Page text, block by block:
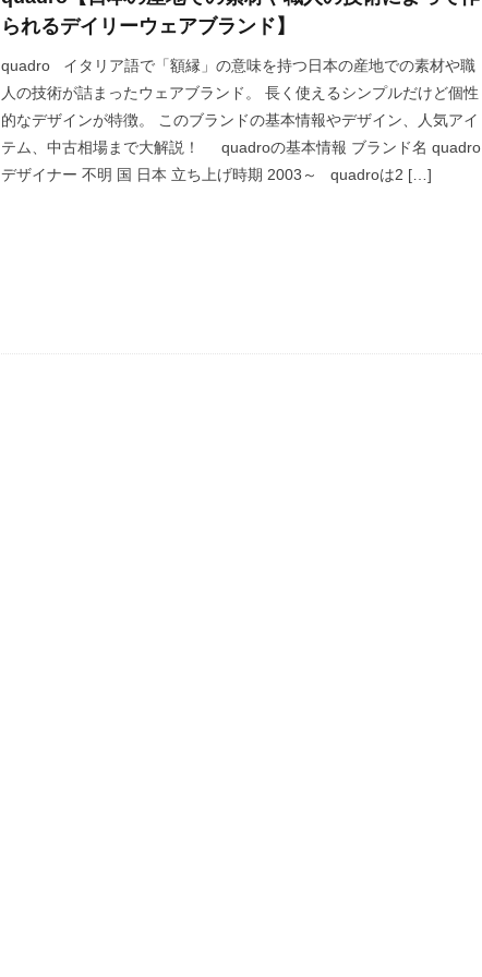
られるデイリーウェアブランド】
quadro イタリア語で「額縁」の意味を持つ日本の産地での素材や職
人の技術が詰まったウェアブランド。 長く使えるシンプルだけど個性
的なデザインが特徴。 このブランドの基本情報やデザイン、人気アイ
テム、中古相場まで大解説！ quadroの基本情報 ブランド名 quadro
デザイナー 不明 国 日本 立ち上げ時期 2003～ quadroは2 […]